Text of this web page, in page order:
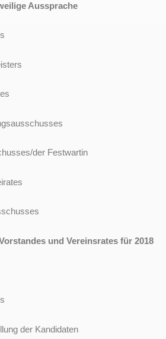
Aussprache
der Festwartin
und Vereinsrates für 2018
der Kandidaten